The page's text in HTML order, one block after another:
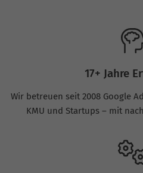
17+ Jahre
Wir betreuen seit 2008 Google
KMU und Startups – mit